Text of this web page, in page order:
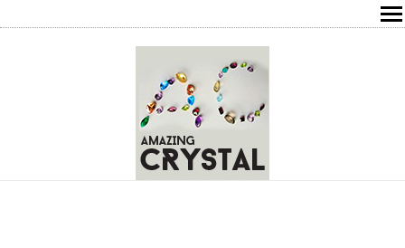
ÍRÁSOK
ÁSVÁNYOK HATÁSAI